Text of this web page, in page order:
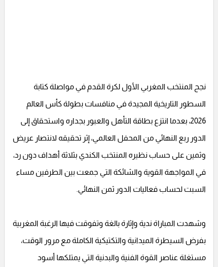
نجح المنتخب المغربي الأول لكرة القدم في مواصلة كتابة
السطور التاريخية المجيدة في منافسات بطولة كأس العالم
2026، بعدما انتزع بطاقة التأهل والعبور بجداره واستحقاق إلى
الدور ربع النهائي من المحفل العالمي، إثر تحقيقه لانتصار عريض
وثمين على حساب نظيره المنتخب الكندي بثلاثة أهداف دون رد،
في المواجهة القوية والشائكة التي جمعت بين الطرفين مساء
السبت لحساب فعاليات الدور ثمن النهائي.
وشهدت المباراة ندية وإثارة بالغة وتفوقت فيها الرغبة المغربية
بفرض السيطرة الميدانية والتكتيكية الكاملة مع مرور الوقت،
مستغلة عناصر القوة الفنية والبدنية التي يمتلكها أسود